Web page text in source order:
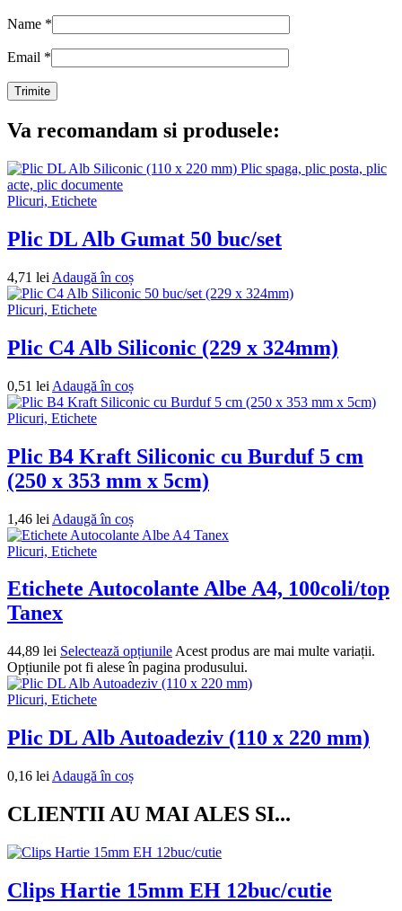
Name *
Email *
Va recomandam si produsele:
Plicuri, Etichete
Plic DL Alb Gumat 50 buc/set
4,71 lei Adaugă în coș
Plicuri, Etichete
Plic C4 Alb Siliconic (229 x 324mm)
0,51 lei Adaugă în coș
Plicuri, Etichete
Plic B4 Kraft Siliconic cu Burduf 5 cm
(250 x 353 mm x 5cm)
1,46 lei Adaugă în coș
Plicuri, Etichete
Etichete Autocolante Albe A4, 100coli/top
Tanex
44,89 lei Selectează opțiunile Acest produs are mai multe variații.
Opțiunile pot fi alese în pagina produsului.
Plicuri, Etichete
Plic DL Alb Autoadeziv (110 x 220 mm)
0,16 lei Adaugă în coș
CLIENTII AU MAI ALES SI...
Clips Hartie 15mm EH 12buc/cutie